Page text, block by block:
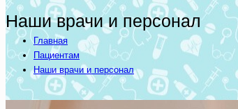
Наши врачи и персонал
Главная
Пациентам
Наши врачи и персонал